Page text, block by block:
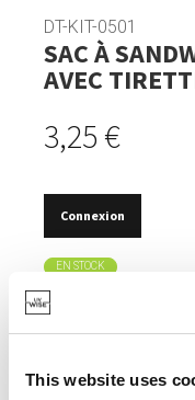
This website uses
DT-KIT-0501
SAC À
AVEC
3,25 €
Connexion
EN STOCK
PLASTIQUE